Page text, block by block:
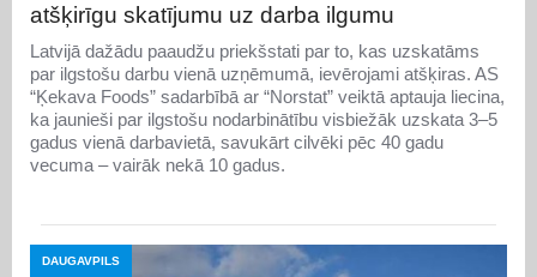
atšķirīgu skatījumu uz darba ilgumu
Latvijā dažādu paaudžu priekšstati par to, kas uzskatāms
par ilgstošu darbu vienā uzņēmumā, ievērojami atšķiras. AS
“Ķekava Foods” sadarbībā ar “Norstat” veiktā aptauja liecina,
ka jaunieši par ilgstošu nodarbinātību visbiežāk uzskata 3–5
gadus vienā darbavietā, savukārt cilvēki pēc 40 gadu
vecuma – vairāk nekā 10 gadus.
DAUGAVPILS